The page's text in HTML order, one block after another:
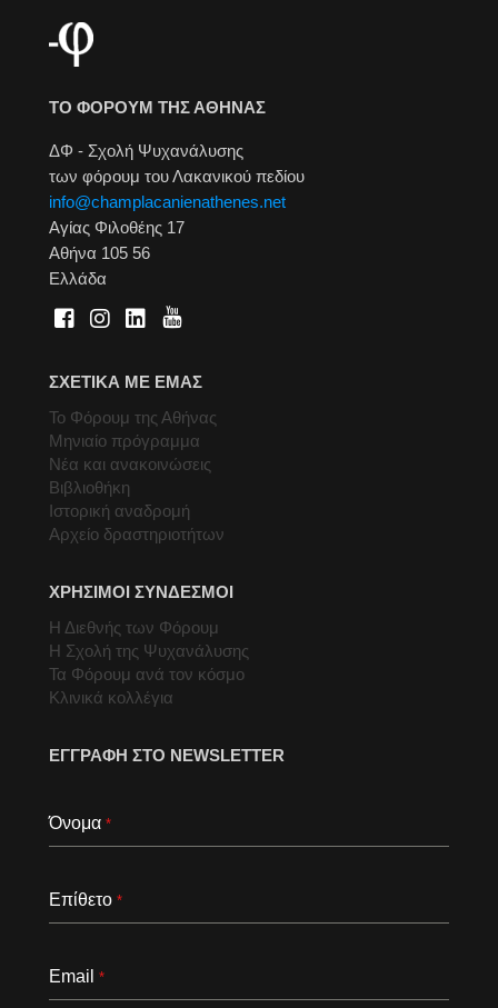
ΤΟ ΦΟΡΟΥΜ ΤΗΣ ΑΘΗΝΑΣ
ΔΦ - Σχολή Ψυχανάλυσης
των φόρουμ του Λακανικού πεδίου
info@champlacanienathenes.net
Αγίας Φιλοθέης 17
Αθήνα 105 56
Ελλάδα
ΣΧΕΤΙΚΑ ΜΕ ΕΜΑΣ
Το Φόρουμ της Αθήνας
Μηνιαίο πρόγραμμα
Νέα και ανακοινώσεις
Βιβλιοθήκη
Ιστορική αναδρομή
Αρχείο δραστηριοτήτων
ΧΡΗΣΙΜΟΙ ΣΥΝΔΕΣΜΟΙ
Η Διεθνής των Φόρουμ
Η Σχολή της Ψυχανάλυσης
Τα Φόρουμ ανά τον κόσμο
Κλινικά κολλέγια
ΕΓΓΡΑΦΗ ΣΤΟ NEWSLETTER
Όνομα *
Επίθετο *
Email *